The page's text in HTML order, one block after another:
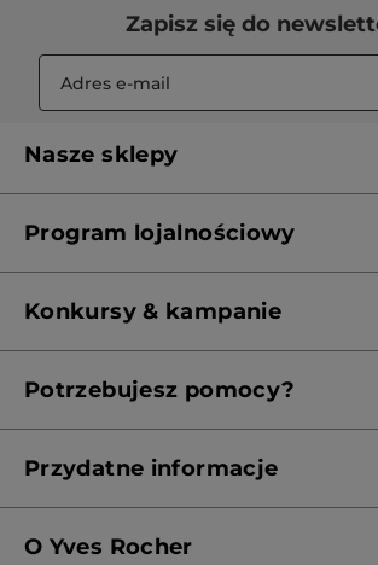
Zapisz się do
Nasze sklepy
Franczyza
Program lojalnościowy
Konkursy & kampanie
Potrzebujesz pomocy?
Przydatne informacje
Polityka prywatności
O Yves Rocher